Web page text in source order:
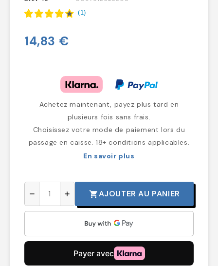
(1)
14,83 €
Achetez maintenant, payez plus tard en
plusieurs fois sans frais.
Choisissez votre mode de paiement lors du
passage en caisse. 18+ conditions applicables.
En savoir plus
remove add shopping_cartAJOUTER AU PANIER